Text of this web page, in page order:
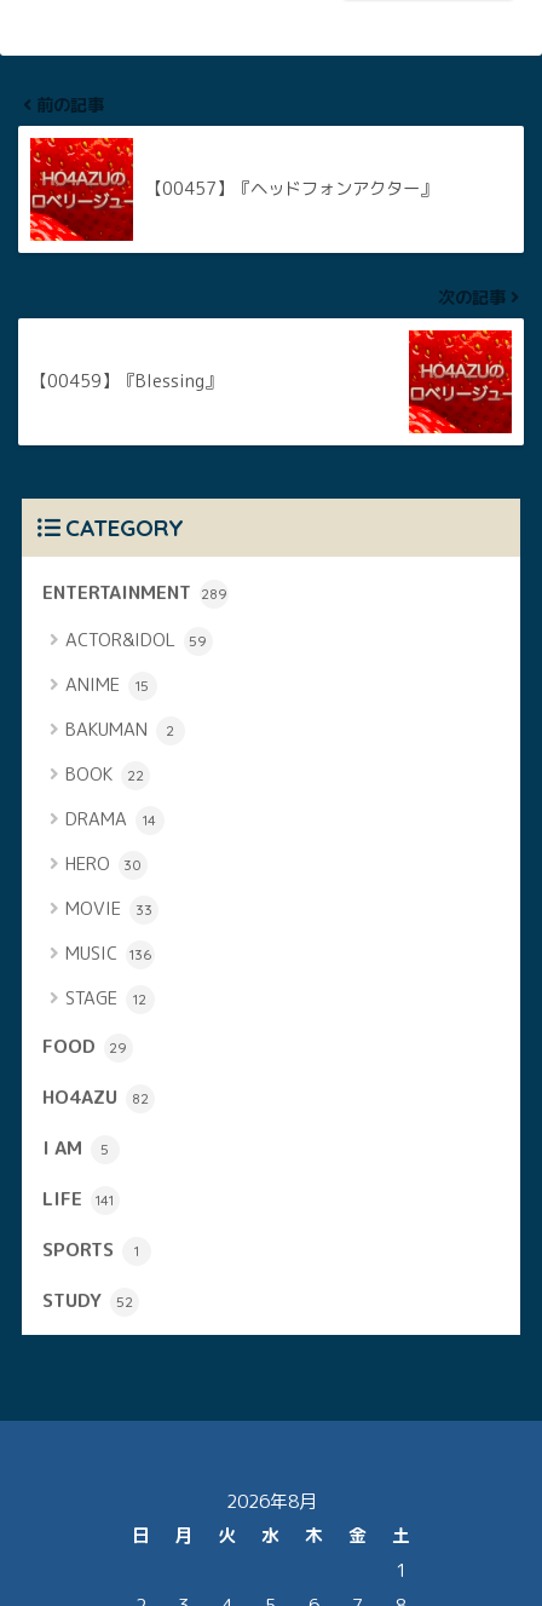
前の記事
【00457】『ヘッドフォンアクター』
次の記事
【00459】『Blessing』
CATEGORY
ENTERTAINMENT 289
ACTOR&IDOL 59
ANIME 15
BAKUMAN 2
BOOK 22
DRAMA 14
HERO 30
MOVIE 33
MUSIC 136
STAGE 12
FOOD 29
HO4AZU 82
I AM 5
LIFE 141
SPORTS 1
STUDY 52
2026年8月
日
月 火 水 木 金
土
1